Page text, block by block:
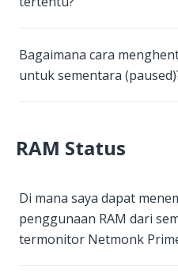
Bagaimana cara
untuk sementara
RAM Status
Di mana saya dapat
penggunaan RAM dari
termonitor Netmonk